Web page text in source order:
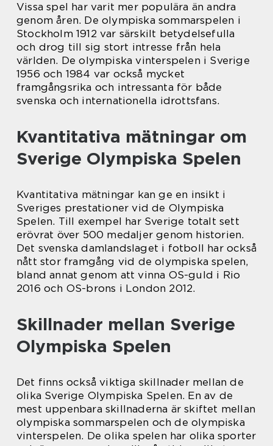
Vissa spel har varit mer populära än andra
genom åren. De olympiska sommarspelen i
Stockholm 1912 var särskilt betydelsefulla
och drog till sig stort intresse från hela
världen. De olympiska vinterspelen i Sverige
1956 och 1984 var också mycket
framgångsrika och intressanta för både
svenska och internationella idrottsfans.
Kvantitativa mätningar om
Sverige Olympiska Spelen
Kvantitativa mätningar kan ge en insikt i
Sveriges prestationer vid de Olympiska
Spelen. Till exempel har Sverige totalt sett
erövrat över 500 medaljer genom historien.
Det svenska damlandslaget i fotboll har också
nått stor framgång vid de olympiska spelen,
bland annat genom att vinna OS-guld i Rio
2016 och OS-brons i London 2012.
Skillnader mellan Sverige
Olympiska Spelen
Det finns också viktiga skillnader mellan de
olika Sverige Olympiska Spelen. En av de
mest uppenbara skillnaderna är skiftet mellan
olympiska sommarspelen och de olympiska
vinterspelen. De olika spelen har olika sporter